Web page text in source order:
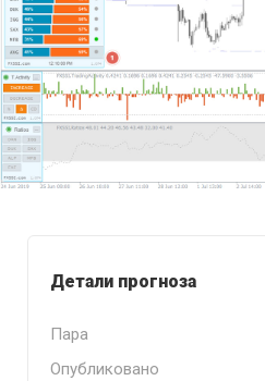
Детали прогноза
Пара
Опубликовано